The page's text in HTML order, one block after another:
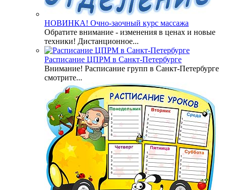
НОВИНКА! Очно-заочный курс массажа
Обратите внимание - изменения в ценах и новые
техники! Дистанционное...
Расписание ЦПРМ в Санкт-Петербурге
Внимание! Расписание групп в Санкт-Петербурге
смотрите...